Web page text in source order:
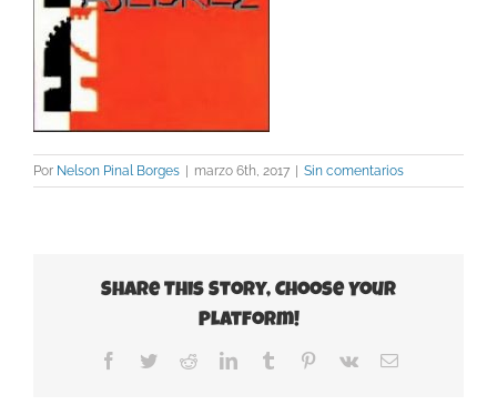
Por Nelson Pinal Borges | marzo 6th, 2017 | Sin comentarios
Share This Story, Choose Your
Platform!
Facebook
TwitterRedditLinkedInTumblr Pinterest
Vk
Correo